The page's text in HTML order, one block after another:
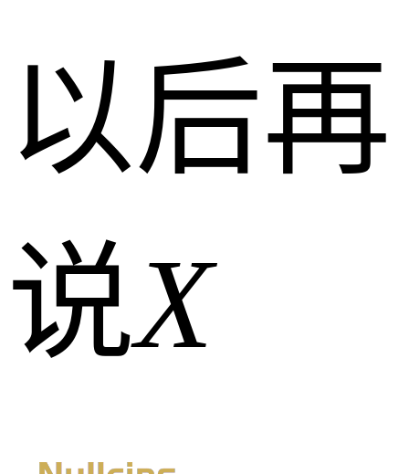
以后再
说X